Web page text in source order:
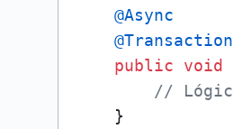
@Async
public
void
//
    }